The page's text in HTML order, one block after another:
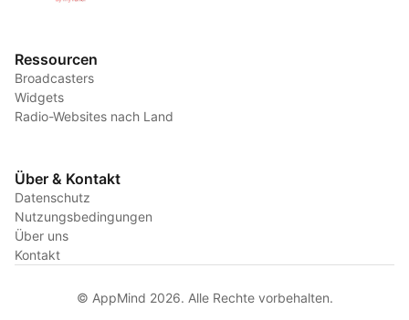
Ressourcen
Broadcasters
Widgets
Radio-Websites nach Land
Über & Kontakt
Datenschutz
Nutzungsbedingungen
Über uns
Kontakt
© AppMind 2026. Alle Rechte vorbehalten.